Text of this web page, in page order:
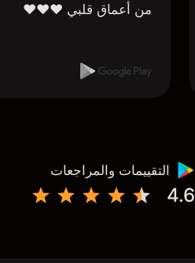
من أعماق قلبي ❤️❤️❤️
التقييمات والمراجعات
4.6